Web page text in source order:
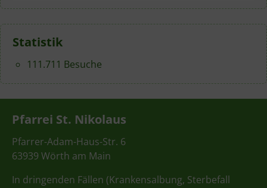
Statistik
111.711 Besuche
Pfarrei St. Nikolaus
Pfarrer-Adam-Haus-Str. 6
63939 Wörth am Main
In dringenden Fällen (Krankensalbung, Sterbefall